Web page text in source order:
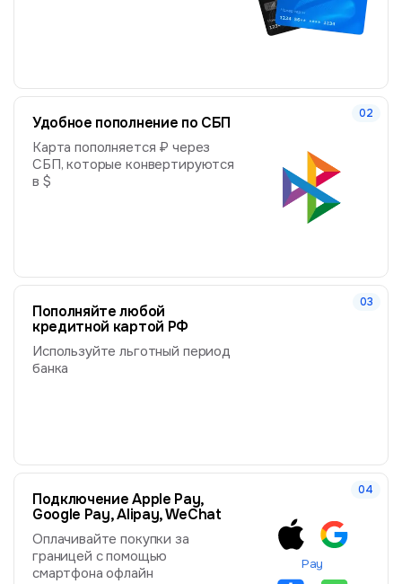
Удобное пополнение по СБП
Карта пополняется ₽ через
СБП, которые конвертируются
в $
Пополняйте любой
кредитной картой РФ
Используйте льготный период
банка
Подключение Apple Pay,
Google Pay, Alipay, WeChat
Оплачивайте покупки за
границей с помощью
смартфона офлайн
Pay